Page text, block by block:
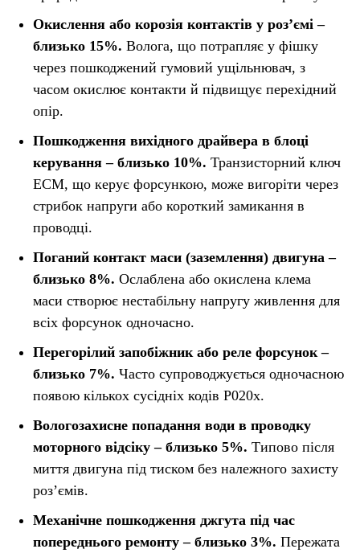
Окислення або корозія контактів у роз’ємі –
близько 15%. Волога, що потрапляє у фішку
через пошкоджений гумовий ущільнювач, з
часом окислює контакти й підвищує перехідний
опір.
Пошкодження вихідного драйвера в блоці
керування – близько 10%. Транзисторний ключ
ECM, що керує форсункою, може вигоріти через
стрибок напруги або короткий замикання в
проводці.
Поганий контакт маси (заземлення) двигуна –
близько 8%. Ослаблена або окислена клема
маси створює нестабільну напругу живлення для
всіх форсунок одночасно.
Перегорілий запобіжник або реле форсунок –
близько 7%. Часто супроводжується одночасною
появою кількох сусідніх кодів P020x.
Вологозахисне попадання води в проводку
моторного відсіку – близько 5%. Типово після
миття двигуна під тиском без належного захисту
роз’ємів.
Механічне пошкодження джгута під час
попереднього ремонту – близько 3%. Пережата